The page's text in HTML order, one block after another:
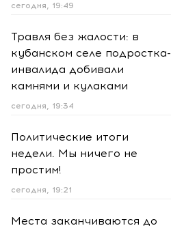
сегодня, 19:49
Травля без жалости: в
кубанском селе подростка-
инвалида добивали
камнями и кулаками
сегодня, 19:34
Политические итоги
недели. Мы ничего не
простим!
сегодня, 19:21
Места заканчиваются до